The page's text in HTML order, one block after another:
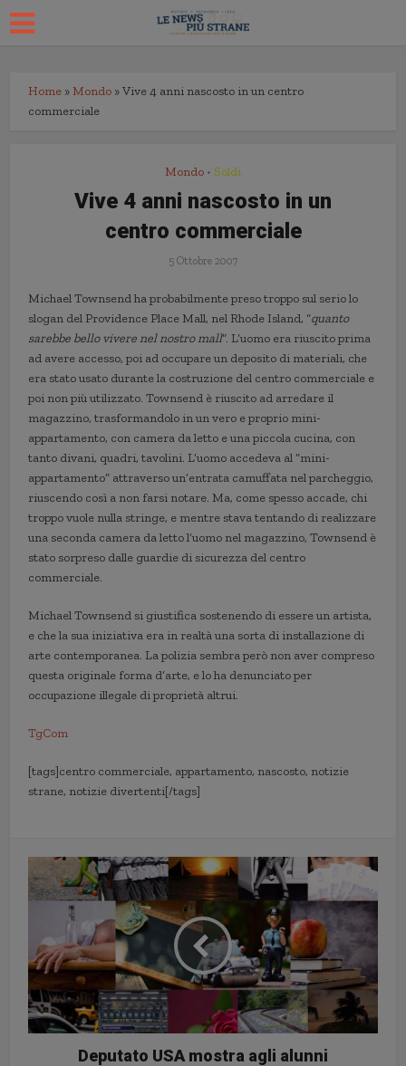
Home » Mondo »Vive 4 anni nascosto in un centro
commerciale
Mondo • Soldi
Vive 4 anni nascosto in un
centro commerciale
5 Ottobre 2007
Michael Townsend ha probabilmente preso troppo sul serio lo
slogan del Providence Place Mall, nel Rhode Island, “quanto
sarebbe bello vivere nel nostro mall“. L’uomo era riuscito prima
ad avere accesso, poi ad occupare un deposito di materiali, che
era stato usato durante la costruzione del centro commerciale e
poi non più utilizzato. Townsend è riuscito ad arredare il
magazzino, trasformandolo in un vero e proprio mini-
appartamento, con camera da letto e una piccola cucina, con
tanto divani, quadri, tavolini. L’uomo accedeva al “mini-
appartamento” attraverso un’entrata camuffata nel parcheggio,
riuscendo così a non farsi notare. Ma, come spesso accade, chi
troppo vuole nulla stringe, e mentre stava tentando di realizzare
una seconda camera da letto l’uomo nel magazzino, Townsend è
stato sorpreso dalle guardie di sicurezza del centro
commerciale.
Michael Townsend si giustifica sostenendo di essere un artista,
e che la sua iniziativa era in realtà una sorta di installazione di
arte contemporanea. La polizia sembra però non aver compreso
questa originale forma d’arte, e lo ha denunciato per
occupazione illegale di proprietà altrui.
TgCom
[tags]centro commerciale, appartamento, nascosto, notizie
strane, notizie divertenti[/tags]
Deputato USA mostra agli alunni